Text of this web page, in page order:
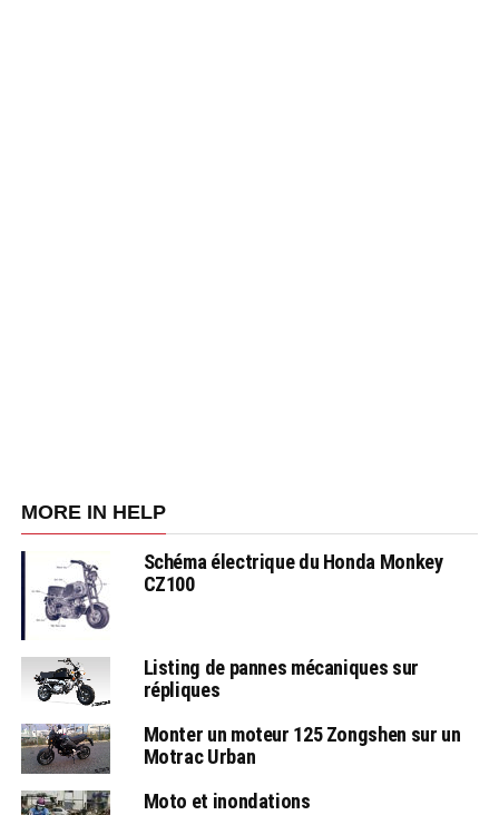
MORE IN HELP
Schéma électrique du Honda Monkey
CZ100
Listing de pannes mécaniques sur
répliques
Monter un moteur 125 Zongshen sur un
Motrac Urban
Moto et inondations